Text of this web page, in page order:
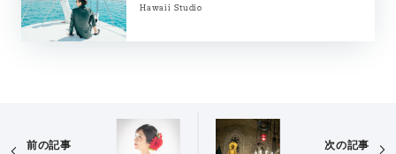
Hawaii Studio
前の記事 次の記事